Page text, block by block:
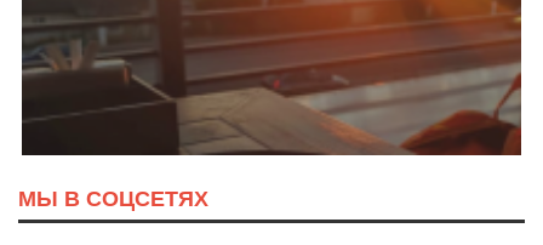
МЫ В СОЦСЕТЯХ